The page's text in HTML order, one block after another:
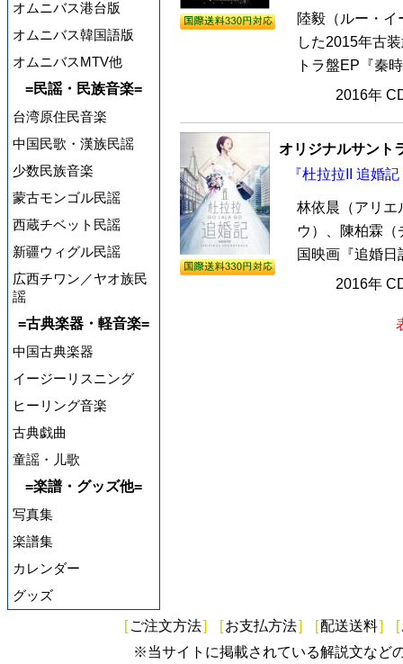
オムニバス港台版
オムニバス韓国語版
オムニバスMTV他
=民謡・民族音楽=
台湾原住民音楽
中国民歌・漢族民謡
少数民族音楽
蒙古モンゴル民謡
西蔵チベット民謡
新疆ウィグル民謡
広西チワン／ヤオ族民
謡
=古典楽器・軽音楽=
中国古典楽器
イージーリスニング
ヒーリング音楽
古典戯曲
童謡・儿歌
=楽譜・グッズ他=
写真集
楽譜集
カレンダー
グッズ
陸毅（ルー・
した2015年古
トラ盤EP『秦
2016年
オリジナルサント
『杜拉拉II 追婚
林依晨（アリエ
ウ）、陳柏霖
国映画『追婚
2016年
[ ご注文方法] [お支払方法] [配送送料] [
※当サイトに掲載されている解説文など